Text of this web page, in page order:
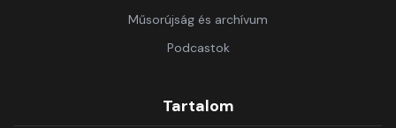
Műsorújság és archívum
Podcastok
Tartalom